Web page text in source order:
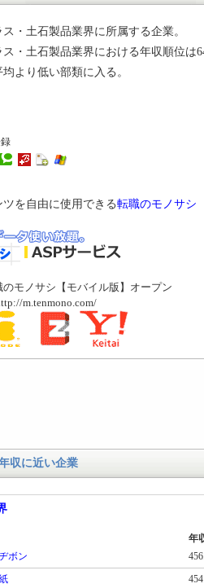
・土石製品業界に所属する企業。
・土石製品業界における年収順位は
より低い部類に入る。
を自由に使用できる転職のモノサシ
のモノサシ【モバイル版】オープン
m.tenmono.com/
収に近い企業
年
ボン